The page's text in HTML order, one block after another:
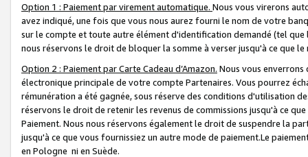
Option 1 : Paiement par virement automatique. Nous vous virerons
avez indiqué, une fois que vous nous aurez fourni le nom de votre
sur le compte et toute autre élément d'identification demandé (tel que
nous réservons le droit de bloquer la somme à verser jusqu'à ce que
Option 2 : Paiement par Carte Cadeau d’Amazon. Nous vous
électronique principale de votre compte Partenaires. Vous pourrez
rémunération a été gagnée, sous réserve des conditions d'utilisation
réservons le droit de retenir les revenus de commissions jusqu'à ce
Paiement. Nous nous réservons également le droit de suspendre la
jusqu'à ce que vous fournissiez un autre mode de paiement.Le
en Pologne ni en Suède.